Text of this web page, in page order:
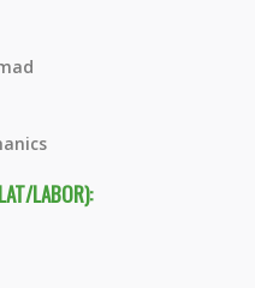
LABOR):